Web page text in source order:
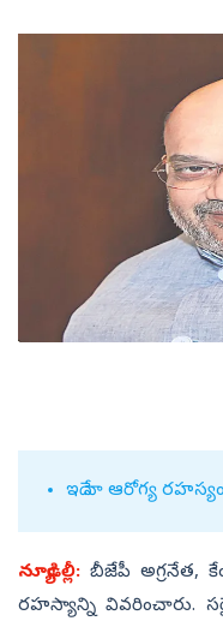
ఇదే నా ఆరోగ్య
న్యూఢిల్లీ:బీజేపీ అగ్రనేత,
రహస్యాన్ని వివరించారు.